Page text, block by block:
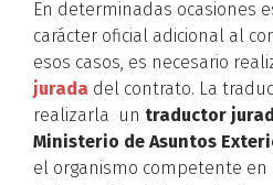
En determinadas ocasiones
carácter oficial adicional al
esos casos, es necesario
jurada del contrato. La
realizarla un traductor
Ministerio de Asuntos
el organismo competente